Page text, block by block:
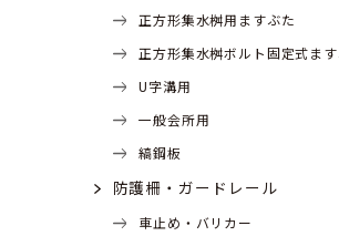
正方形集水桝用ますぶた
正方形集水桝ボルト固定式ま
U字溝用
一般会所用
縞鋼板
防護柵・ガードレール
車止め・バリカー